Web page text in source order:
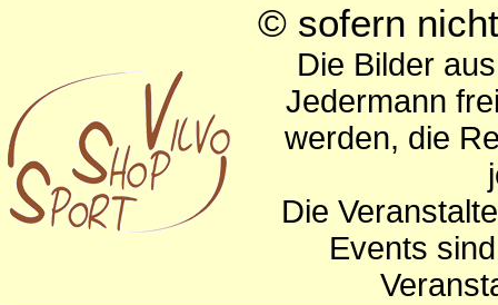
© sofern
Die Bilder
Jedermann
werden, die
Die
Events